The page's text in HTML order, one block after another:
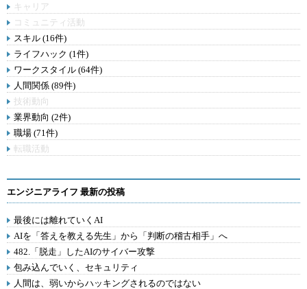
キャリア
コミュニティ活動
スキル (16件)
ライフハック (1件)
ワークスタイル (64件)
人間関係 (89件)
技術動向
業界動向 (2件)
職場 (71件)
転職活動
エンジニアライフ 最新の投稿
最後には離れていくAI
AIを「答えを教える先生」から「判断の稽古相手」へ
482.「脱走」したAIのサイバー攻撃
包み込んでいく、セキュリティ
人間は、弱いからハッキングされるのではない